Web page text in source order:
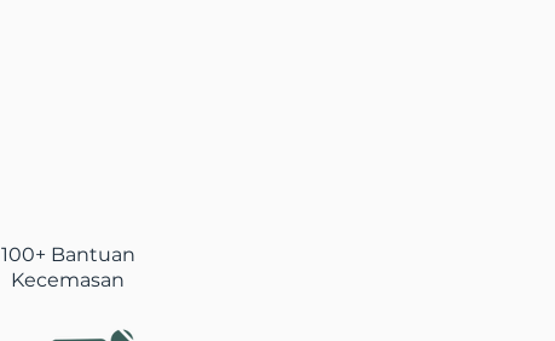
100+ Bantuan
Kecemasan